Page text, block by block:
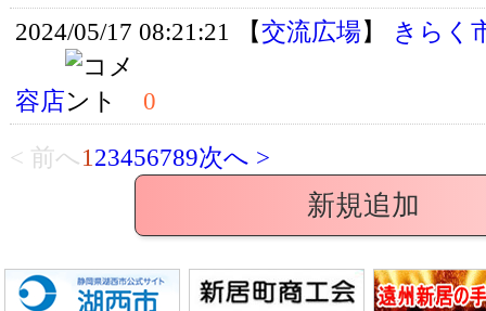
2024/05/17 08:21:21 【交流広場】 きらく
容店 0
< 前へ123456789次へ >
新規追加